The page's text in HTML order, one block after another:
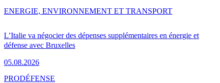
L’Italie va négocier des dépenses supplémentaires en énergie et
défense avec Bruxelles
05.08.2026
ENERGIE, ENVIRONNEMENT ET TRANSPORT
PRODÉFENSE